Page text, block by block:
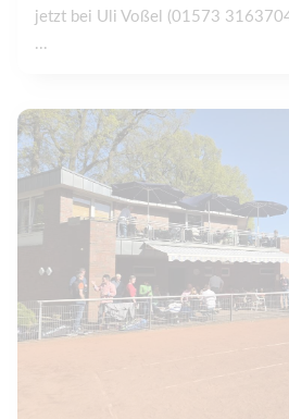
jetzt bei Uli Voßel (01573
...